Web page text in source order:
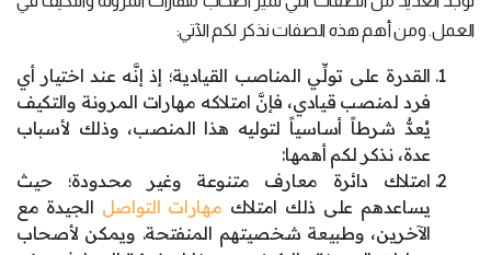
العمل. ومن أهم هذه الصفات نذكر لكم الآتي:
القدرة على تولِّي المناصب القيادية؛ إذ إنَّه عند اختيار أي
فرد لمنصب قيادي، فإنَّ امتلاكه مهارات المرونة والتكيف
يُعدُّ شرطاً أساسياً لتوليه هذا المنصب، وذلك لأسباب
عدة، نذكر لكم أهمها:
امتلاك دائرة معارف متنوعة وغير محدودة؛ حيث
يساعدهم على ذلك امتلاك مهارات التواصل الجيدة مع
الآخرين، وطبيعة شخصيتهم المنفتحة. ويمكن لأصحاب